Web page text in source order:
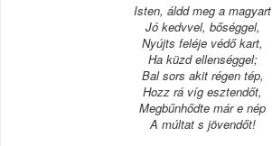
Isten, áldd meg a magyart
Jó kedvvel, bőséggel,
Nyújts feléje védő kart,
Ha küzd ellenséggel;
Bal sors akit régen tép,
Hozz rá víg esztendőt,
Megbűnhődte már e nép
A múltat s jövendőt!